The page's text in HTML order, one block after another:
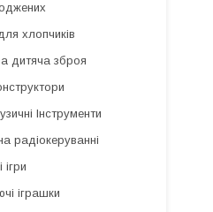
хлопчиків
дитяча зброя
Інструменти
радіокеруванні
ігри
іграшки